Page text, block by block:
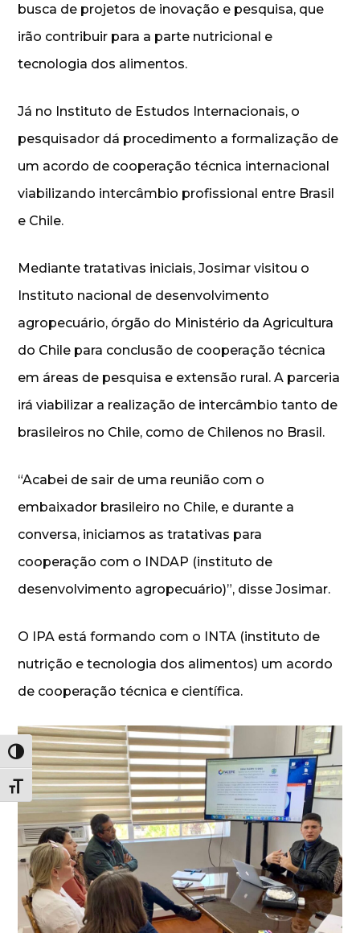
Alternar alto contraste
Alternar tamanho da fonte
busca de projetos de inovação e pesquisa, que
irão contribuir para a parte nutricional e
tecnologia dos alimentos.
Já no Instituto de Estudos Internacionais, o
pesquisador dá procedimento a formalização de
um acordo de cooperação técnica internacional
viabilizando intercâmbio profissional entre Brasil
e Chile.
Mediante tratativas iniciais, Josimar visitou o
Instituto nacional de desenvolvimento
agropecuário, órgão do Ministério da Agricultura
do Chile para conclusão de cooperação técnica
em áreas de pesquisa e extensão rural. A parceria
irá viabilizar a realização de intercâmbio tanto de
brasileiros no Chile, como de Chilenos no Brasil.
“Acabei de sair de uma reunião com o
embaixador brasileiro no Chile, e durante a
conversa, iniciamos as tratativas para
cooperação com o INDAP (instituto de
desenvolvimento agropecuário)”, disse Josimar.
O IPA está formando com o INTA (instituto de
nutrição e tecnologia dos alimentos) um acordo
de cooperação técnica e científica.